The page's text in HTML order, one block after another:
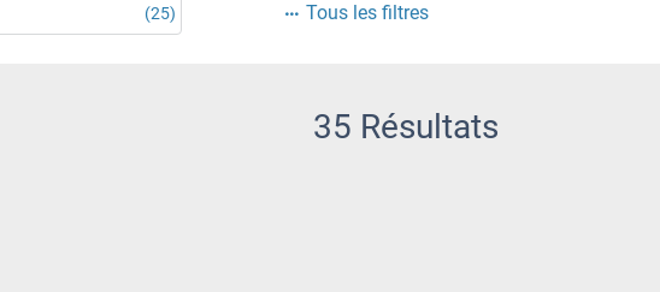
(25) Tous les filtres
35 Résultats